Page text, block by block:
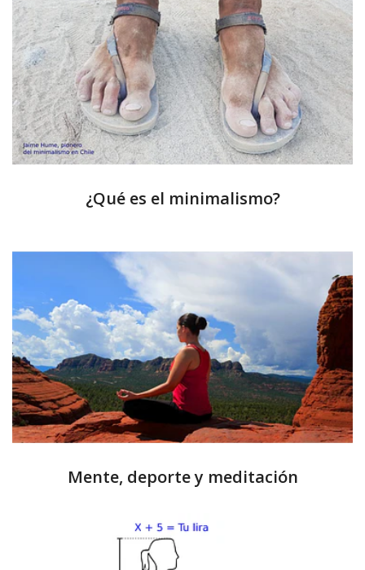
¿Qué es el minimalismo?
Mente, deporte y meditación